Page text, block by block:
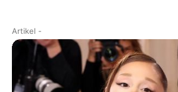
Artikel -